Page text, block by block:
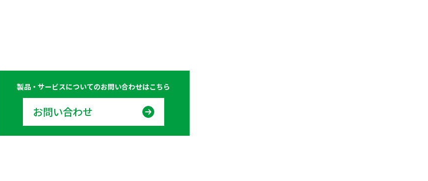
製品・サービスについてのお問い合わせはこちら
お問い合わせ